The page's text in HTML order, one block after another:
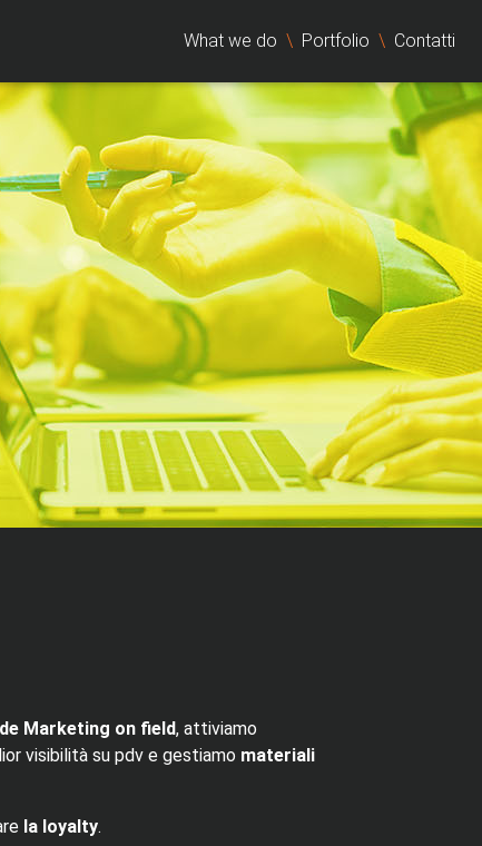
What we do \ Portfolio \ Contatti
Marketing on field, attiviamo
visibilità su pdv e gestiamo materiali
la loyalty.